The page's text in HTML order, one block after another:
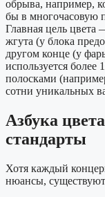
обрыва, например,
бы в многочасовую
Главная цель цвета
жгута (у блока
другом конце (у
используется
полосками
сотни уникальных
Азбука
стандарты
Хотя каждый
нюансы,